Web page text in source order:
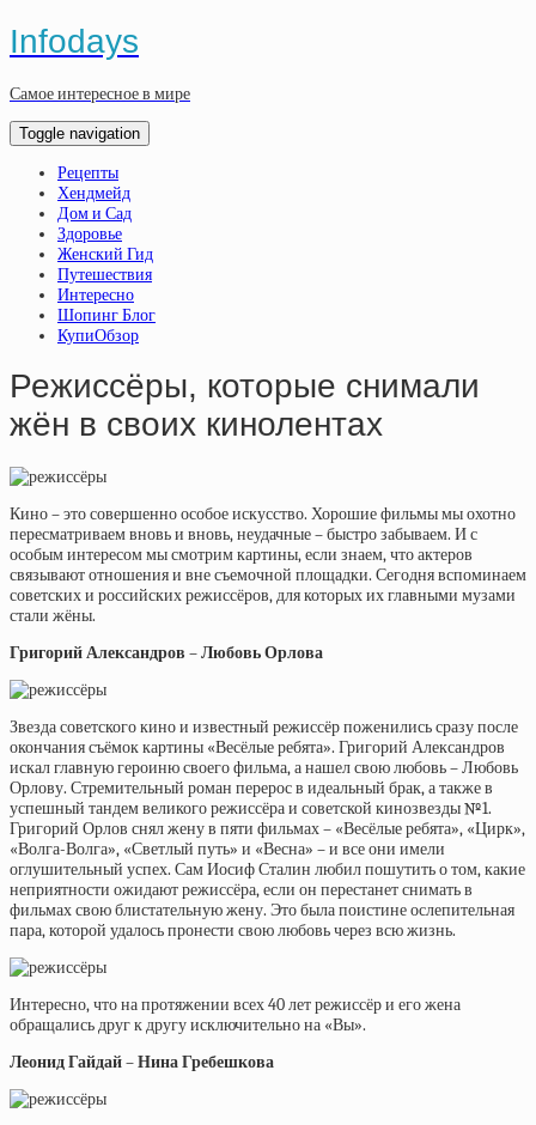
Infodays
Самое интересное в мире
Toggle navigation
Рецепты
Хендмейд
Дом и Сад
Здоровье
Женский Гид
Путешествия
Интересно
Шопинг Блог
КупиОбзор
Режиссёры, которые снимали
жён в своих кинолентах
Кино – это совершенно особое искусство. Хорошие фильмы мы охотно
пересматриваем вновь и вновь, неудачные – быстро забываем. И с
особым интересом мы смотрим картины, если знаем, что актеров
связывают отношения и вне съемочной площадки. Сегодня вспоминаем
советских и российских режиссёров, для которых их главными музами
стали жёны.
Григорий Александров – Любовь Орлова
Звезда советского кино и известный режиссёр поженились сразу после
окончания съёмок картины «Весёлые ребята». Григорий Александров
искал главную героиню своего фильма, а нашел свою любовь – Любовь
Орлову. Стремительный роман перерос в идеальный брак, а также в
успешный тандем великого режиссёра и советской кинозвезды №1.
Григорий Орлов снял жену в пяти фильмах – «Весёлые ребята», «Цирк»,
«Волга-Волга», «Светлый путь» и «Весна» – и все они имели
оглушительный успех. Сам Иосиф Сталин любил пошутить о том, какие
неприятности ожидают режиссёра, если он перестанет снимать в
фильмах свою блистательную жену. Это была поистине ослепительная
пара, которой удалось пронести свою любовь через всю жизнь.
Интересно, что на протяжении всех 40 лет режиссёр и его жена
обращались друг к другу исключительно на «Вы».
Леонид Гайдай – Нина Гребешкова